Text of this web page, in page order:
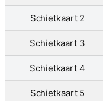
Schietkaart 2
Schietkaart 3
Schietkaart 4
Schietkaart 5